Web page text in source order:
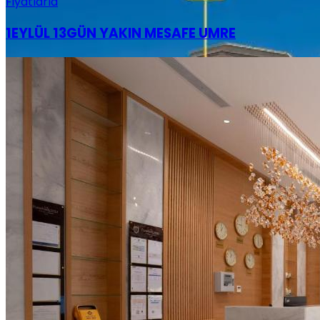
1EYLÜL 13GÜN YAKIN MESAFE UMRE